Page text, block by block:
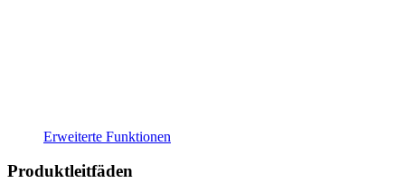
Erweiterte Funktionen
Produktleitfäden